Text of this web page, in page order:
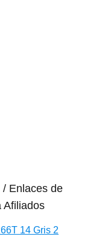
Enlaces de
Afiliados